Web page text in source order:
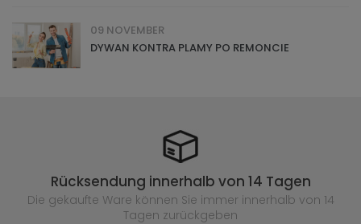
09 NOVEMBER
DYWAN KONTRA PLAMY PO REMONCIE
Rücksendung innerhalb von 14 Tagen
Die gekaufte Ware können Sie immer innerhalb von 14
Tagen zurückgeben